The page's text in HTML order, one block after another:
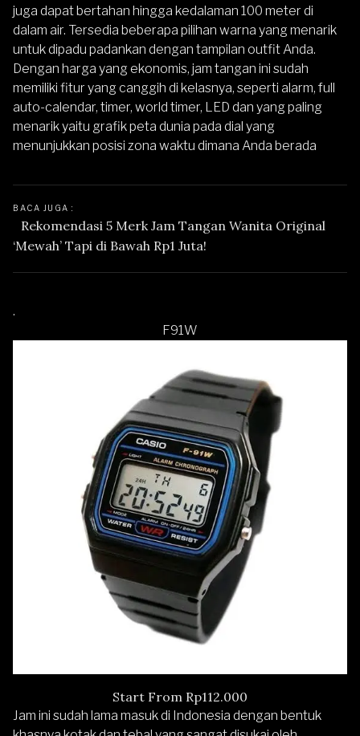
juga dapat bertahan hingga kedalaman 100 meter di
dalam air. Tersedia beberapa pilihan warna yang menarik
untuk dipadu padankan dengan tampilan outfit Anda.
Dengan harga yang ekonomis, jam tangan ini sudah
memiliki fitur yang canggih di kelasnya, seperti alarm, full
auto-calendar, timer, world timer, LED dan yang paling
menarik yaitu grafik peta dunia pada dial yang
menunjukkan posisi zona waktu dimana Anda berada
BACA JUGA :
Rekomendasi 5 Merk Jam Tangan Wanita Original
‘Mewah’ Tapi di Bawah Rp1 Juta!
.
F91W
Start From Rp112.000
Jam ini sudah lama masuk di Indonesia dengan bentuk